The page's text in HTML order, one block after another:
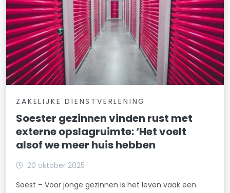
ZAKELIJKE DIENSTVERLENING
Soester gezinnen vinden rust met
externe opslagruimte: ‘Het voelt
alsof we meer huis hebben
20 oktober 2025
Soest – Voor jonge gezinnen is het leven vaak een